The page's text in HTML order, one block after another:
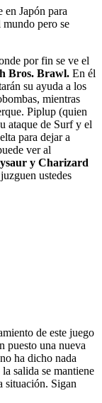
en Japón para
mundo pero se
por fin se ve el
Bros. Brawl. En él
su ayuda a los
mientras
Piplup (quien
ataque de Surf y el
para dejar a
ver al
y Charizard
ustedes
de este juego
puesto una nueva
ha dicho nada
salida se mantiene
situación. Sigan